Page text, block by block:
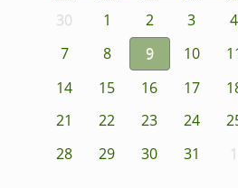
30 1 2 3 4
7
8 9 10
14
15 16 17
21
22 23 24
28
29 30 31 1